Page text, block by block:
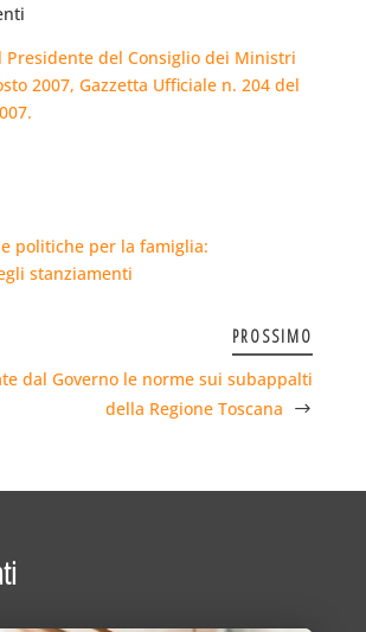
Presidente del Consiglio dei Ministri
2007, Gazzetta Ufficiale n. 204 del
politiche per la famiglia:
stanziamenti
PROSSIMO
dal Governo le norme sui subappalti
della Regione Toscana